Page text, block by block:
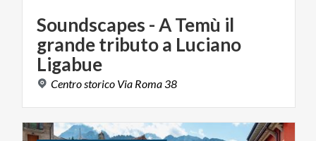
Soundscapes - A Temù il
grande tributo a Luciano
Ligabue
Centrostorico Via Roma38